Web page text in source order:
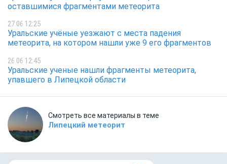
оставшимися фрагментами метеорита
27.06 12:25
Уральские учёные уезжают с места падения
метеорита, на котором нашли уже 9 его фрагментов
26.06 12:45
Уральские ученые нашли фрагменты метеорита,
упавшего в Липецкой области
Смотреть все материалы в теме
Липецкий метеорит